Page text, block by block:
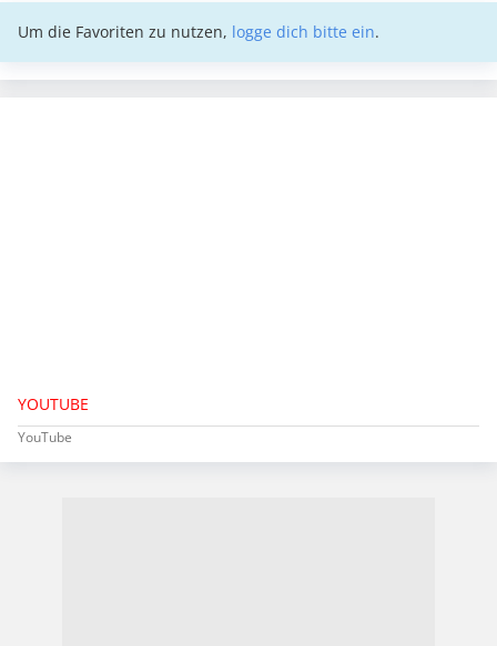
Um die Favoriten zu nutzen, logge dich bitte ein.
YOUTUBE
YouTube